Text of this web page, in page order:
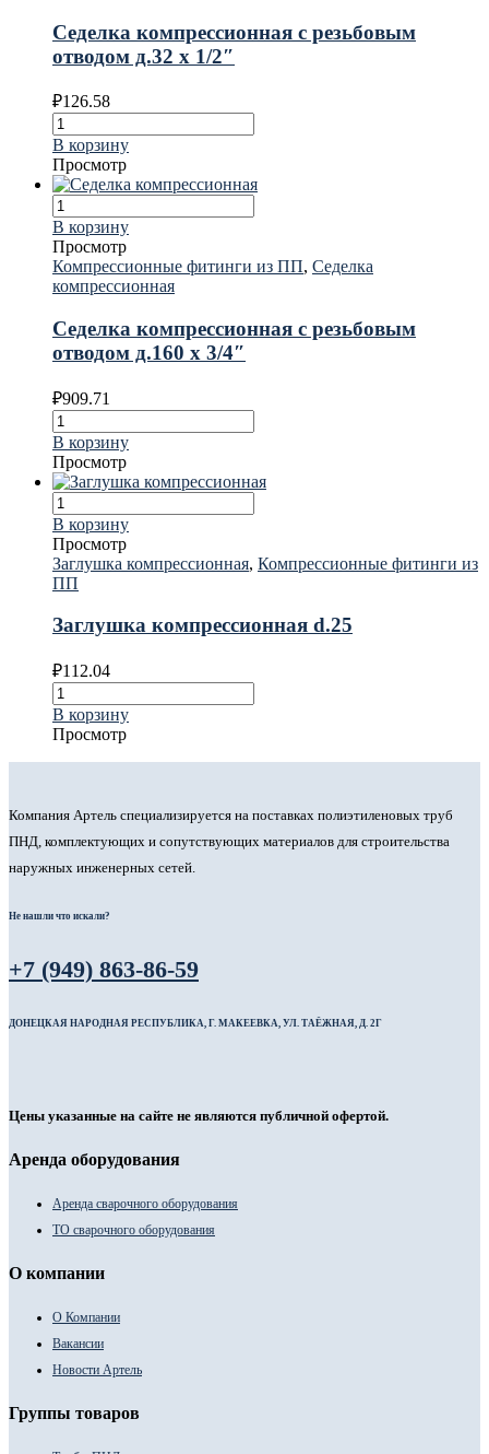
Седелка компрессионная с резьбовым
отводом д.32 х 1/2″
₽126.58
В корзину
Просмотр
В корзину
Просмотр
Компрессионные фитинги из ПП, Седелка
компрессионная
Седелка компрессионная с резьбовым
отводом д.160 х 3/4″
₽909.71
В корзину
Просмотр
В корзину
Просмотр
Заглушка компрессионная, Компрессионные фитинги из
ПП
Заглушка компрессионная d.25
₽112.04
В корзину
Просмотр
Компания Артель специализируется на поставках полиэтиленовых труб
ПНД, комплектующих и сопутствующих материалов для строительства
наружных инженерных сетей.
Не нашли что искали?
+7 (949) 863-86-59
ДОНЕЦКАЯ НАРОДНАЯ РЕСПУБЛИКА, Г. МАКЕЕВКА, УЛ. ТАЁЖНАЯ, Д. 2Г
Цены указанные на сайте не являются публичной офертой.
Аренда оборудования
Аренда сварочного оборудования
ТО сварочного оборудования
О компании
О Компании
Вакансии
Новости Артель
Группы товаров